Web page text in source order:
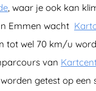
, waar je ook kan
Emmen wacht
tot wel 70 km/u
van
getest op een